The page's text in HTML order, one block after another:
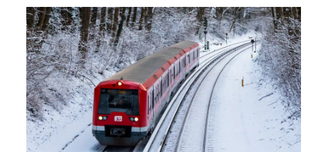
TARIFVERTRAG